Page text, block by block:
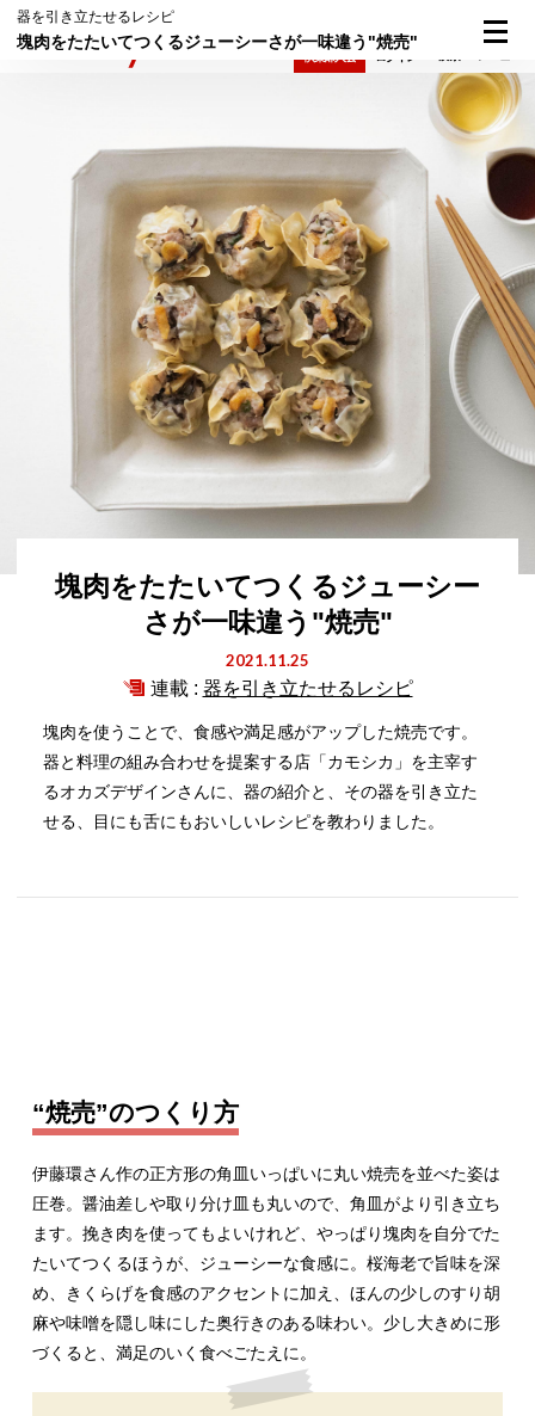
器を引き立たせるレシピ
塊肉をたたいてつくるジューシーさが一味違う"焼売"
塊肉をたたいてつくるジューシー
さが一味違う"焼売"
2021.11.25
連載 : 器を引き立たせるレシピ
塊肉を使うことで、食感や満足感がアップした焼売です。
器と料理の組み合わせを提案する店「カモシカ」を主宰す
るオカズデザインさんに、器の紹介と、その器を引き立た
せる、目にも舌にもおいしいレシピを教わりました。
“焼売”のつくり方
伊藤環さん作の正方形の角皿いっぱいに丸い焼売を並べた姿は
圧巻。醤油差しや取り分け皿も丸いので、角皿がより引き立ち
ます。挽き肉を使ってもよいけれど、やっぱり塊肉を自分でた
たいてつくるほうが、ジューシーな食感に。桜海老で旨味を深
め、きくらげを食感のアクセントに加え、ほんの少しのすり胡
麻や味噌を隠し味にした奥行きのある味わい。少し大きめに形
づくると、満足のいく食べごたえに。